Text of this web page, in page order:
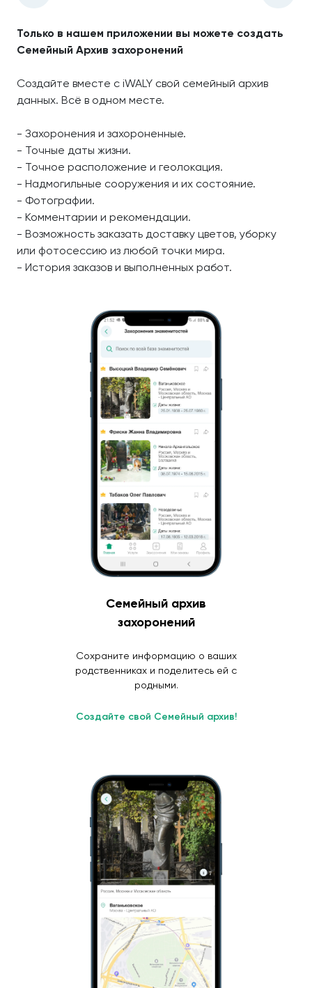
Только в нашем приложении вы можете создать
Семейный Архив захоронений
Создайте вместе с iWALY свой семейный архив
данных. Всё в одном месте.
- Захоронения и захороненные.
- Точные даты жизни.
- Точное расположение и геолокация.
- Надмогильные сооружения и их состояние.
- Фотографии.
- Комментарии и рекомендации.
- Возможность заказать доставку цветов, уборку
или фотосессию из любой точки мира.
- История заказов и выполненных работ.
Семейный архив
захоронений
Сохраните информацию о ваших
родственниках и поделитесь ей с
родными.
Создайте свой Семейный архив!